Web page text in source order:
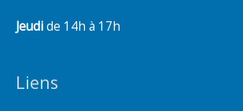
Jeudide 14h à 17h
Liens